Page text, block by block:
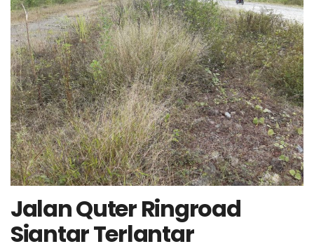
Jalan Quter Ringroad
Siantar Terlantar